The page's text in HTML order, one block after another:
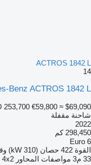
ACTROS 1842 L
14
Benz ACTROS 1842 L
253,700 €59,800 ≈ $69,090
شاحنة مقفلة
2022
298,450 كم
Euro 6
القوة 422 حصان (310 kW)
33 م3
مواصفات المحاور 4x2